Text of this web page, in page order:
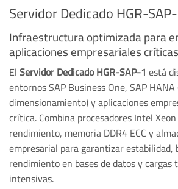
Servidor Dedicado HGR-
Infraestructura optimizada para
aplicaciones empresariales críticas
ElServidor Dedicado HGR-SAP-1 está
entornos SAP Business One, SAP HANA
dimensionamiento) y aplicaciones
crítica. Combina procesadores Intel
rendimiento, memoria DDR4 ECC y
empresarial para garantizar
rendimiento en bases de datos y cargas
intensivas.